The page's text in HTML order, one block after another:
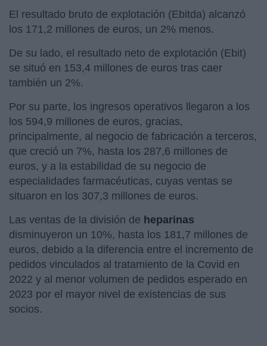
El resultado bruto de explotación (Ebitda) alcanzó
los 171,2 millones de euros, un 2% menos.
De su lado, el resultado neto de explotación (Ebit)
se situó en 153,4 millones de euros tras caer
también un 2%.
Por su parte, los ingresos operativos llegaron a los
los 594,9 millones de euros, gracias,
principalmente, al negocio de fabricación a terceros,
que creció un 7%, hasta los 287,6 millones de
euros, y a la estabilidad de su negocio de
especialidades farmacéuticas, cuyas ventas se
situaron en los 307,3 millones de euros.
Las ventas de la división de heparinas
disminuyeron un 10%, hasta los 181,7 millones de
euros, debido a la diferencia entre el incremento de
pedidos vinculados al tratamiento de la Covid en
2022 y al menor volumen de pedidos esperado en
2023 por el mayor nivel de existencias de sus
socios.